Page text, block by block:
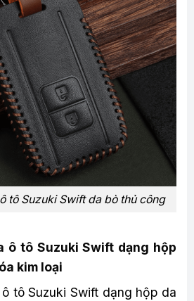
tô Suzuki Swift da bò thủ công
ô tô Suzuki Swift dạng hộp
kim loại
tô Suzuki Swift dạng hộp da